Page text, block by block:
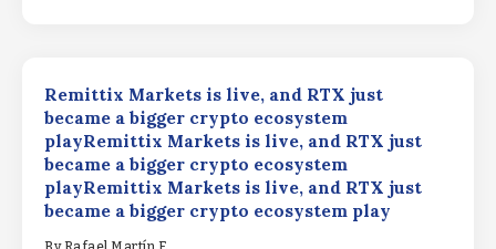
Remittix Markets is live, and RTX just
became a bigger crypto ecosystem
playRemittix Markets is live, and RTX just
became a bigger crypto ecosystem
playRemittix Markets is live, and RTX just
became a bigger crypto ecosystem play